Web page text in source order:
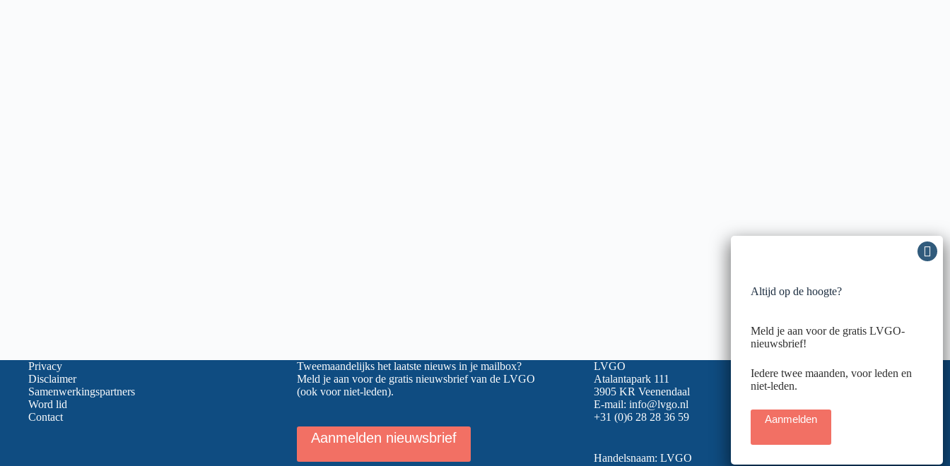
Privacy
Disclaimer
Samenwerkingspartners
Word lid
Contact
Tweemaandelijks het laatste nieuws in je mailbox?
Meld je aan voor de gratis nieuwsbrief van de LVGO
(ook voor niet-leden).
Aanmelden nieuwsbrief
LVGO
Atalantapark 111
3905 KR Veenendaal
E-mail: info@lvgo.nl
+31 (0)6 28 28 36 59
Handelsnaam: LVGO
Altijd op de hoogte?
Meld je aan voor de gratis LVGO-
nieuwsbrief!
Iedere twee maanden, voor leden en
niet-leden.
Aanmelden